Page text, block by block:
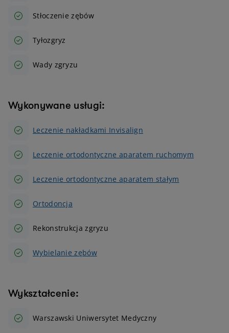
Stłoczenie zębów
Tyłozgryz
Wady zgryzu
Wykonywane usługi:
Leczenie nakładkami Invisalign
Leczenie ortodontyczne aparatem ruchomym
Leczenie ortodontyczne aparatem stałym
Ortodoncja
Rekonstrukcja zgryzu
Wybielanie zębów
Wykształcenie:
Warszawski Uniwersytet Medyczny